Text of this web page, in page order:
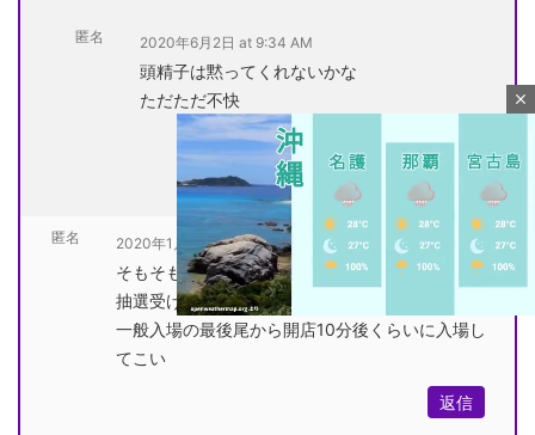
匿名 2020年6月2日 at 9:34 AM
頭精子は黙ってくれないかな
ただただ不快
返信
匿名 2020年1月13日 at 12:22 AM
そもそも店から金もらってるやつが一般客と同じ
抽選受けるなよと思うわ
一般入場の最後尾から開店10分後くらいに入場し
てこい
返信
close
u